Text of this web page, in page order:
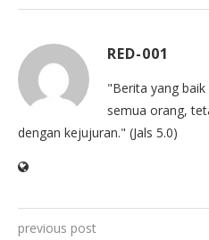
RED-001
"Berita yang
semua orang,
dengan kejujuran." (Jals 5.0)
previous post